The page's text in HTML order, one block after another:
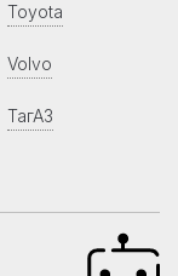
Toyota
Volvo
ТагАЗ